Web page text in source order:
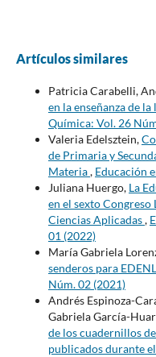
Artículos similares
Patricia Carabelli,
en la enseñanza de
Química: Vol. 26
Valeria Edelsztein,
de Primaria y
Materia, Educación
Juliana Huergo, La
en el sexto
Ciencias Aplicadas,
01 (2022)
María Gabriela
senderos para
Núm. 02 (2021)
Andrés Espinoza-
Gabriela García-
de los cuadernillos
publicados durante